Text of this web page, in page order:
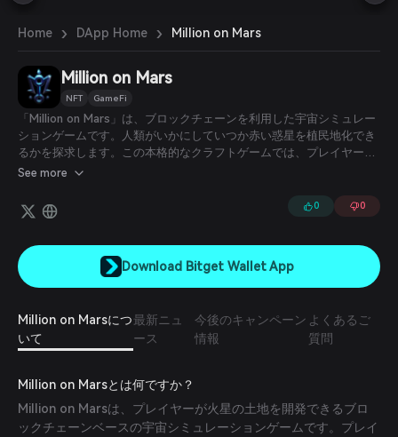
ภาษาไทย
العربية
हिन्दी
Español
Português (Brasil)
Español (Argentina)
Home › DApp Home › Million on Mars
Million on Mars
NFT GameFi
「Million on Mars」は、ブロックチェーンを利用した宇宙シミュレー
ションゲームです。人類がいかにしていつか赤い惑星を植民地化でき
るかを探求します。この本格的なクラフトゲームでは、プレイヤーは
40エーカーの土地からスタートし、巧みなクラフトで火星での経済的
See more
0 0
Download Bitget Wallet App
Million on Marsにつ
いて
最新ニュ
ース
今後のキャンペーン
情報
よくあるご
質問
Million on Marsとは何ですか？
Million on Marsは、プレイヤーが火星の土地を開発できるブロ
ックチェーンベースの宇宙シミュレーションゲームです。プレイ